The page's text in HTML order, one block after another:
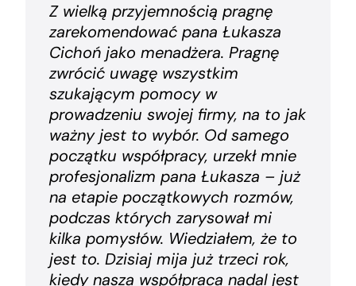
Z wielką przyjemnością pragnę
zarekomendować pana Łukasza
Cichoń jako menadżera. Pragnę
zwrócić uwagę wszystkim
szukającym pomocy w
prowadzeniu swojej firmy, na to jak
ważny jest to wybór. Od samego
początku współpracy, urzekł mnie
profesjonalizm pana Łukasza – już
na etapie początkowych rozmów,
podczas których zarysował mi
kilka pomysłów. Wiedziałem, że to
jest to. Dzisiaj mija już trzeci rok,
kiedy nasza współpraca nadal jest
Obecnie moja strona internetowa
znajduje się na pierwszych
miejscach w wyszukiwaniu szewca
w Lublińcu. To odbiło się
pozytywnie na ruchu w moim
warsztacie. Ponadto, otrzymuje na
bieżąco liczby ile osób odwiedza
stronę, ile osób wyznacza trasę, ile
osób dzwoni. Buduje świadomość,
że to faktycznie działa. Ja się
przekonałem. Porady i wskazówki
dotyczące obsługi klientów,
proponowania konkretnych
elementów czy dbanie o opinie. To
Pan Łukasz wykonywał na nasze
zlecenie już kilkanaście stron
internetowych, z których jesteśmy
bardzo zadowoleni. Współpraca
przez ostatnie 9 lat przebiega
owocnie i pomyślnie. Na
szczególną uwagę zasługuje ciągły
rozwój. Każda kolejna zlecona
strona internetowa podąża z
duchem czasu i aktualnymi
trendami. Nie jest robiona według
jednego utartego schematu. Na
pana Łukasza można polegać
także w sytuacjach ograniczonych